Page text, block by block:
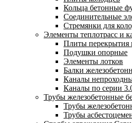
Кольца бетонные
Соединительные
Стремянки для
Элементы теплотрасс и
Плиты перекрытия
Подушки опорные
Элементы лотков
Балки
Каналы
Каналы по серии
Трубы железобетонные
Трубы
Трубы